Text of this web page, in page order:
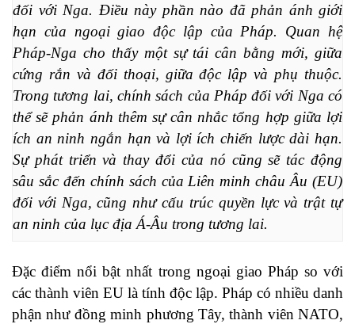
đối với Nga. Điều này phần nào đã phản ánh giới
hạn của ngoại giao độc lập của Pháp. Quan hệ
Pháp-Nga cho thấy một sự tái cân bằng mới, giữa
cứng rắn và đối thoại, giữa độc lập và phụ thuộc.
Trong tương lai, chính sách của Pháp đối với Nga có
thể sẽ phản ánh thêm sự cân nhắc tổng hợp giữa lợi
ích an ninh ngắn hạn và lợi ích chiến lược dài hạn.
Sự phát triển và thay đổi của nó cũng sẽ tác động
sâu sắc đến chính sách của Liên minh châu Âu (EU)
đối với Nga, cũng như cấu trúc quyền lực và trật tự
an ninh của lục địa Á-Âu trong tương lai.
Đặc điểm nổi bật nhất trong ngoại giao Pháp so với
các thành viên EU là tính độc lập. Pháp có nhiều danh
phận như đồng minh phương Tây, thành viên NATO,